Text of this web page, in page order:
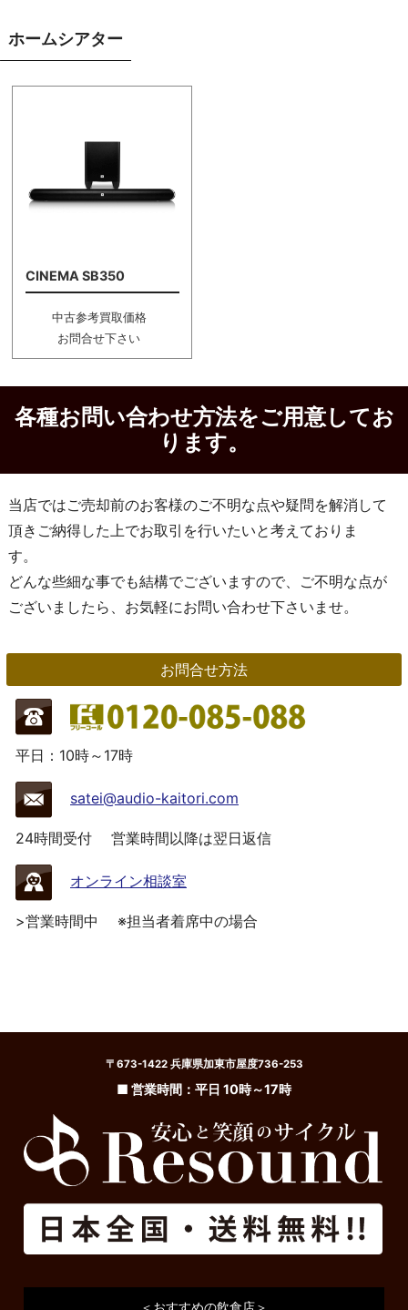
ホームシアター
CINEMA SB350
中古参考買取価格
お問合せ下さい
各種お問い合わせ方法をご用意してお
ります。
当店ではご売却前のお客様のご不明な点や疑問を解消して
頂きご納得した上でお取引を行いたいと考えておりま
す。
どんな些細な事でも結構でございますので、ご不明な点が
ございましたら、お気軽にお問い合わせ下さいませ。
お問合せ方法
平日：10時～17時
satei@audio-kaitori.com
24時間受付 営業時間以降は翌日返信
オンライン相談室
>営業時間中 ※担当者着席中の場合
〒673-1422 兵庫県加東市屋度736-253
■ 営業時間：平日 10時～17時